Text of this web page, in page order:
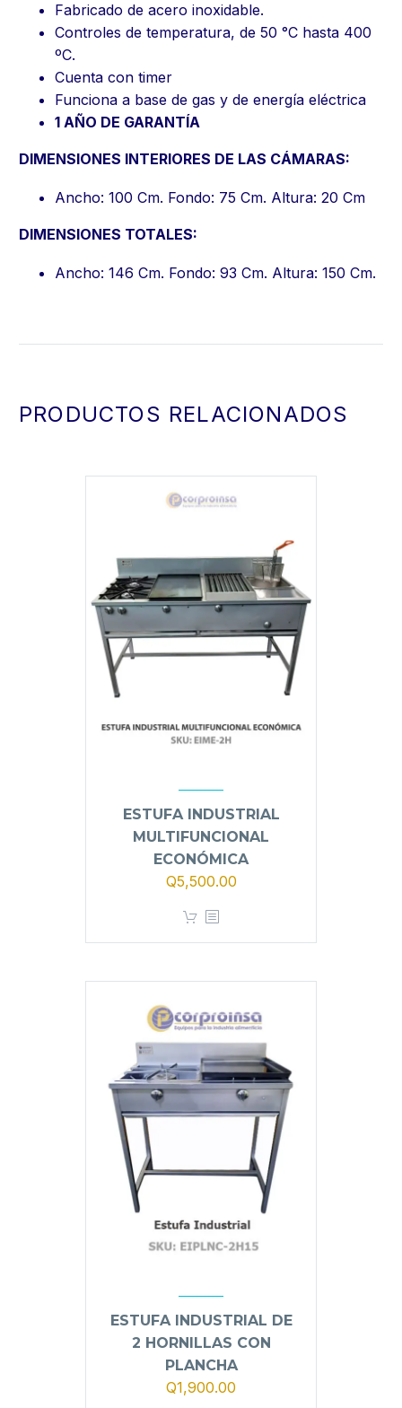
Fabricado de acero inoxidable.
Controles de temperatura, de 50 °C hasta 400
ºC.
Cuenta con timer
Funciona a base de gas y de energía eléctrica
1 AÑO DE GARANTÍA
DIMENSIONES INTERIORES DE LAS CÁMARAS:
Ancho: 100 Cm. Fondo: 75 Cm. Altura: 20 Cm
DIMENSIONES TOTALES:
Ancho: 146 Cm. Fondo: 93 Cm. Altura: 150 Cm.
PRODUCTOS RELACIONADOS
ESTUFA INDUSTRIAL
MULTIFUNCIONAL
ECONÓMICA
Q5,500.00
ESTUFA INDUSTRIAL DE
2 HORNILLAS CON
PLANCHA
Q1,900.00